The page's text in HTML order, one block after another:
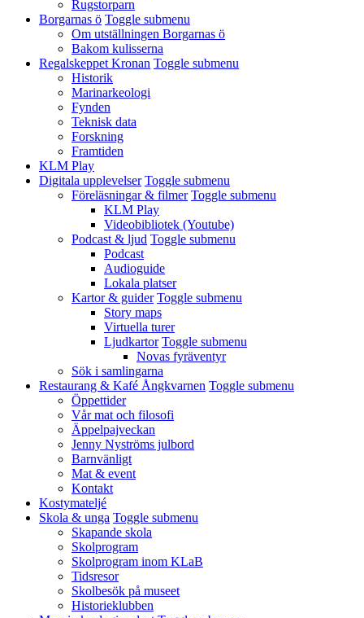
Rugstorparn
Borgarnas ö Toggle submenu
Om utställningen Borgarnas ö
Bakom kulisserna
Regalskeppet Kronan Toggle submenu
Historik
Marinarkeologi
Fynden
Teknisk data
Forskning
Framtiden
KLM Play
Digitala upplevelser Toggle submenu
Föreläsningar & filmer Toggle submenu
KLM Play
Videobibliotek (Youtube)
Podcast & ljud Toggle submenu
Podcast
Audioguide
Lokala platser
Kartor & guider Toggle submenu
Story maps
Virtuella turer
Ljudkartor Toggle submenu
Novas fyräventyr
Sök i samlingarna
Restaurang & Kafé Ångkvarnen Toggle submenu
Öppettider
Vår mat och filosofi
Äppelpajveckan
Jenny Nyströms julbord
Barnvänligt
Mat & event
Kontakt
Kostymateljé
Skola & unga Toggle submenu
Skapande skola
Skolprogram
Skolprogram inom KLaB
Tidsresor
Skolbesök på museet
Historieklubben